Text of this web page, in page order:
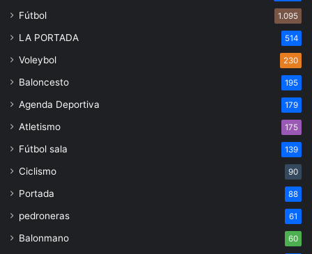
Fútbol 1.095
LA PORTADA 514
Voleybol 230
Baloncesto 195
Agenda Deportiva 179
Atletismo 175
Fútbol sala 139
Ciclismo 90
Portada 88
pedroneras 61
Balonmano 60